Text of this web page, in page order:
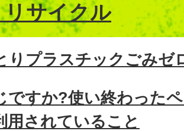
リサイクル
りプラスチックごみゼ
ですか?使い終わった
用されていること